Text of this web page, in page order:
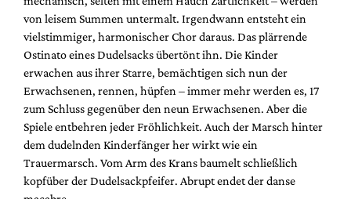
von leisem Summen untermalt. Irgendwann entsteht ein
vielstimmiger, harmonischer Chor daraus. Das plärrende
Ostinato eines Dudelsacks übertönt ihn. Die Kinder
erwachen aus ihrer Starre, bemächtigen sich nun der
Erwachsenen, rennen, hüpfen – immer mehr werden es, 17
zum Schluss gegenüber den neun Erwachsenen. Aber die
Spiele entbehren jeder Fröhlichkeit. Auch der Marsch hinter
dem dudelnden Kinderfänger her wirkt wie ein
Trauermarsch. Vom Arm des Krans baumelt schließlich
kopfüber der Dudelsackpfeifer. Abrupt endet der danse